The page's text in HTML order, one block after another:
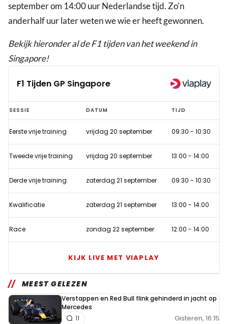
september om 14:00 uur Nederlandse tijd. Zo'n
anderhalf uur later weten we wie er heeft gewonnen.
Bekijk hieronder al de F1 tijden van het weekend in
Singapore!
F1 Tijden GP Singapore
F1
Tijden
GP
Singapore
SESSIE DATUM TIJD
Eerste vrije training vrijdag 20 september 09:30 - 10:30
Tweede vrije training vrijdag 20 september 13:00 - 14:00
Derde vrije training zaterdag 21 september 09:30 - 10:30
Kwalificatie zaterdag 21 september 13:00 - 14:00
Race zondag 22 september 12:00 - 14:00
KIJK LIVE MET VIAPLAY
MEEST GELEZEN
Verstappen en Red Bull flink gehinderd in jacht op
Mercedes
Gisteren, 16:15
11